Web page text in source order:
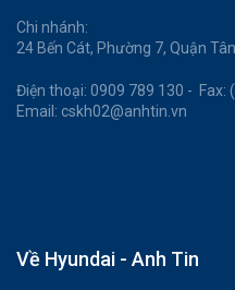
Chi nhánh:
24 Bến Cát, Phường 7, Quận
Điện thoại: 0909 789 130 - Fax:
Email: cskh02@anhtin.vn
Về Hyundai - Anh Tin